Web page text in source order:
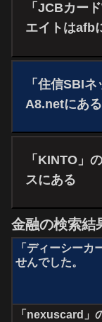
「JCBカー
エイトはafb
「住信SBI
A8.netにある
「KINTO」
スにある
金融の検索結
「ディーシーカ
せんでした。
「nexuscard」